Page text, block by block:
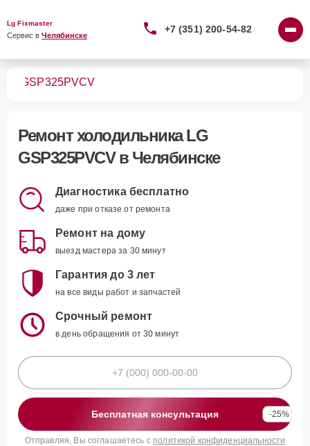
Lg Fixmaster
Сервис в Челябинске
+7 (351) 200-54-82
GSP325PVCV
Ремонтхолодильника LG
GSP325PVCVв Челябинске
Диагностика бесплатно
даже при отказе от ремонта
Ремонт на дому
выезд мастера за 30 минут
Гарантия до 3 лет
на все виды работ и запчастей
Срочный ремонт
в день обращения от 30 минут
Бесплатная консультация -25%
Отправляя, Вы соглашаетесь с политикой конфиденциальности